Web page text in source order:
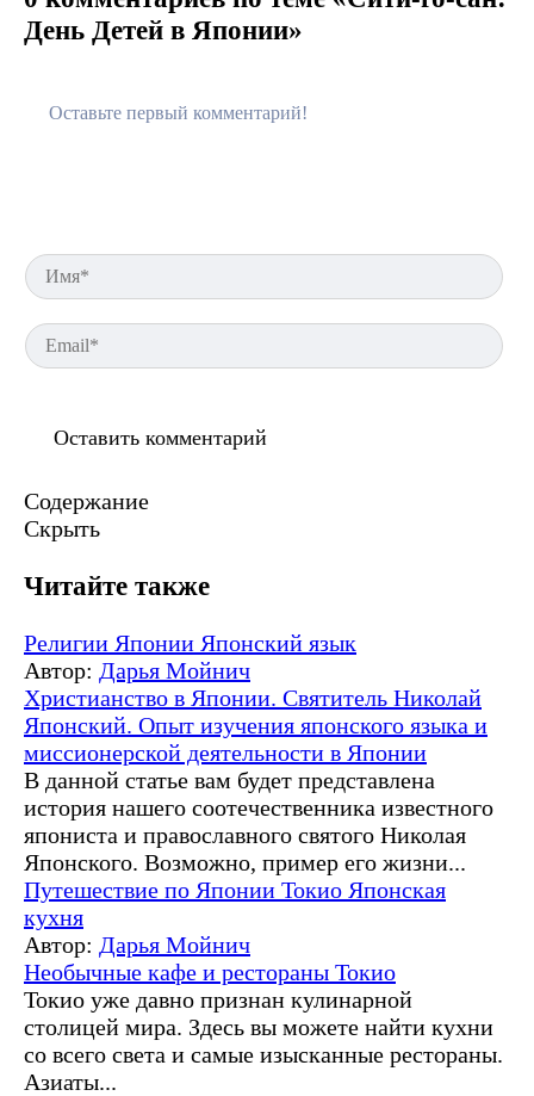
День Детей в Японии»
Содержание
Скрыть
Читайте также
Религии Японии Японский язык
Автор: Дарья Мойнич
Христианство в Японии. Святитель Николай
Японский. Опыт изучения японского языка и
миссионерской деятельности в Японии
В данной статье вам будет представлена
история нашего соотечественника известного
япониста и православного святого Николая
Японского. Возможно, пример его жизни...
Путешествие по Японии Токио Японская
кухня
Автор: Дарья Мойнич
Необычные кафе и рестораны Токио
Токио уже давно признан кулинарной
столицей мира. Здесь вы можете найти кухни
со всего света и самые изысканные рестораны.
Азиаты...